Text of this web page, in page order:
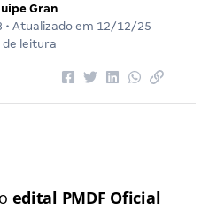
Gran
• Atualizado em 12/12/25
de leitura
edital PMDF Oficial